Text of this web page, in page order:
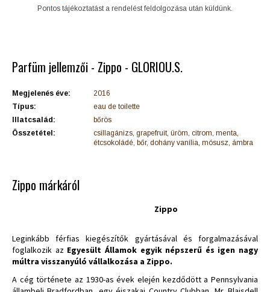
Pontos tájékoztatást a rendelést feldolgozása után küldünk.
Parfüm jellemzői - Zippo - GLORIOU.S.
Megjelenés éve:
2016
Típus:
eau de toilette
Illatcsalád:
bőrös
Összetétel:
csillagánizs, grapefruit, üröm, citrom, menta,
étcsokoládé, bőr, dohány vanília, mósusz, ámbra
Zippo márkáról
Zippo
Leginkább férfias kiegészítők gyártásával és forgalmazásával
foglalkozik azEgyesült Államok egyik népszerű és igen nagy
múltra visszanyúló vállalkozása a Zippo.
A cég története az 1930-as évek elején kezdődött a Pennsylvania